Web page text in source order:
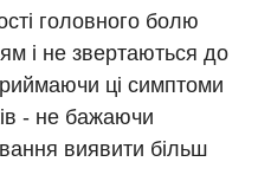
головного болю
і не звертаються до
ці симптоми
- не бажаючи
виявити більш